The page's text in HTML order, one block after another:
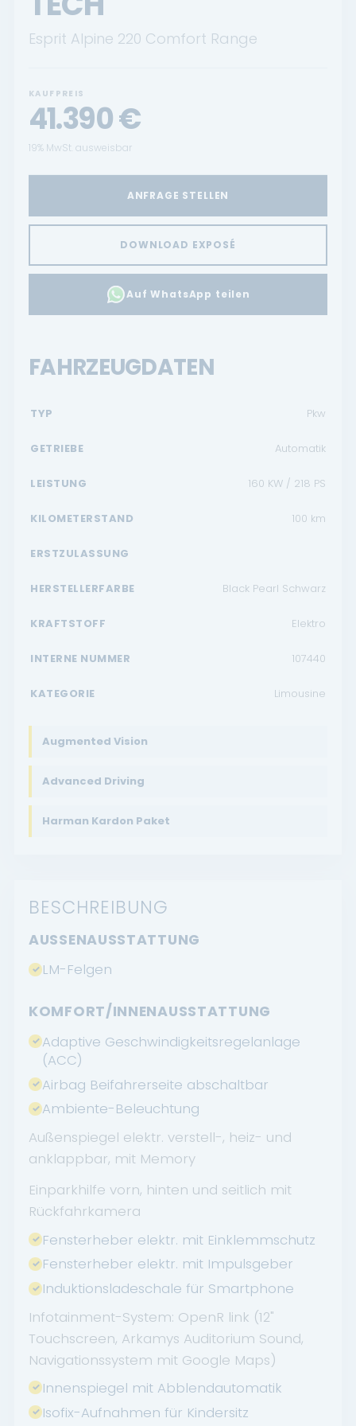
Esprit Alpine 220 Comfort Range
KAUFPREIS
41.390€
19% MwSt. ausweisbar
ANFRAGE STELLEN
DOWNLOAD EXPOSÉ
Auf WhatsApp teilen
FAHRZEUGDATEN
TYP Pkw
GETRIEBE Automatik
LEISTUNG 160 KW / 218 PS
KILOMETERSTAND 100 km
ERSTZULASSUNG
HERSTELLERFARBE Black Pearl Schwarz
KRAFTSTOFF Elektro
INTERNE NUMMER 107440
KATEGORIE Limousine
Augmented Vision
Advanced Driving
Harman Kardon Paket
BESCHREIBUNG
AUSSENAUSSTATTUNG
LM-Felgen
KOMFORT/INNENAUSSTATTUNG
Adaptive Geschwindigkeitsregelanlage
(ACC)
Airbag Beifahrerseite abschaltbar
Ambiente-Beleuchtung
Außenspiegel elektr. verstell-, heiz- und
anklappbar, mit Memory
Einparkhilfe vorn, hinten und seitlich mit
Rückfahrkamera
Fensterheber elektr. mit Einklemmschutz
Fensterheber elektr. mit Impulsgeber
Induktionsladeschale für Smartphone
Infotainment-System: OpenR link (12"
Touchscreen, Arkamys Auditorium Sound,
Navigationssystem mit Google Maps)
Innenspiegel mit Abblendautomatik
Isofix-Aufnahmen für Kindersitz